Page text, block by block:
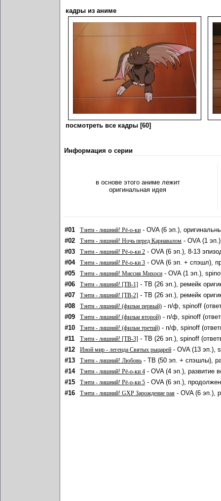
кадры из аниме
посмотреть все кадры [60]
Информация о серии
в основе этого аниме лежит
оригинальная идея
#01 Тэнти - лишний! Рё-о-ки - OVA (6 эп.),
#02
Тэнти - лишний! Ночь перед Карнавалом - OVA (1
#03
Тэнти - лишний! Рё-о-ки 2 - OVA (6 эп.), 8-13
#04
Тэнти - лишний! Рё-о-ки 3 - OVA (6 эп. + спэшл),
#05
Тэнти - лишний! Миссия Михоси - OVA (1 эп.),
#06
Тэнти - лишний! [ТВ-1] - ТВ (26 эп.), ремейк
#07
Тэнти - лишний! [ТВ-2] - ТВ (26 эп.), ремейк
#08
Тэнти - лишний! (фильм первый) - п/ф, spinoff
#09
Тэнти - лишний! (фильм второй) - п/ф, spinoff
#10
Тэнти - лишний! (фильм третий) - п/ф, spinoff
#11
Тэнти - лишний! [ТВ-3] - ТВ (26 эп.), spinoff
#12
Иной мир - легенда Святых рыцарей - OVA (13 эп.),
#13
Тэнти - лишний! Любовь - ТВ (50 эп. + спэшлы),
#14
Тэнти - лишний! Рё-о-ки 4 - OVA (4 эп.), развитие
#15
Тэнти - лишний! Рё-о-ки 5 - OVA (6 эп.),
#16
Тэнти - лишний! GXP Зарождение рая - OVA (6 эп.),